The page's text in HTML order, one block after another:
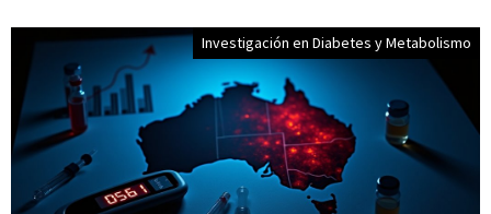
Investigación en Diabetes y Metabolismo